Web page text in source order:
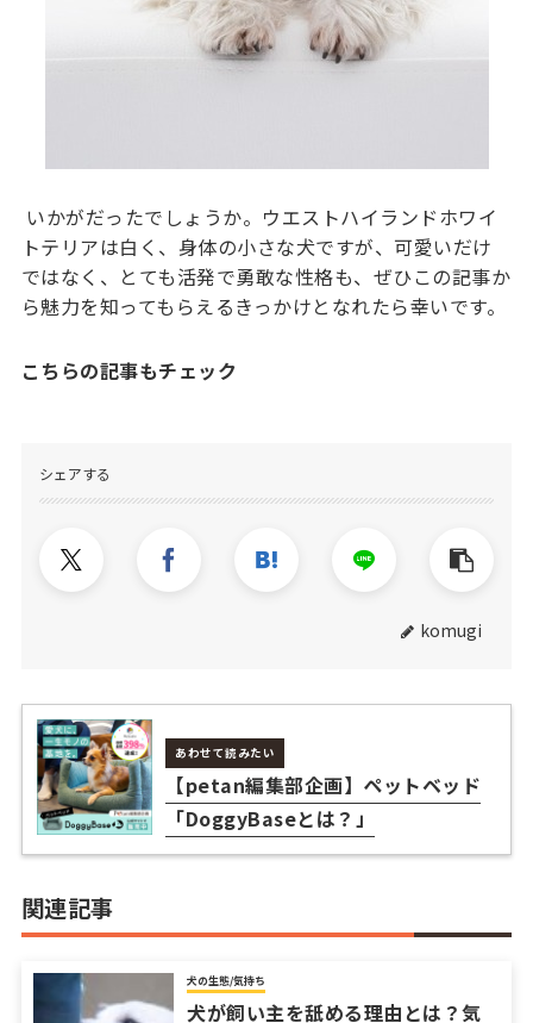
いかがだったでしょうか。ウエストハイランドホワイ
トテリアは白く、身体の小さな犬ですが、可愛いだけ
ではなく、とても活発で勇敢な性格も、ぜひこの記事か
ら魅力を知ってもらえるきっかけとなれたら幸いです。
こちらの記事もチェック
シェアする
komugi
あわせて読みたい
【petan編集部企画】ペットベッド
「DoggyBaseとは？」
関連記事
犬の生態/気持ち
犬が飼い主を舐める理由とは？気